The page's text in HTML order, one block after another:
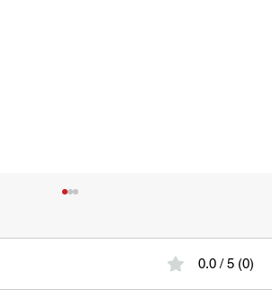
0.0 / 5 (0)